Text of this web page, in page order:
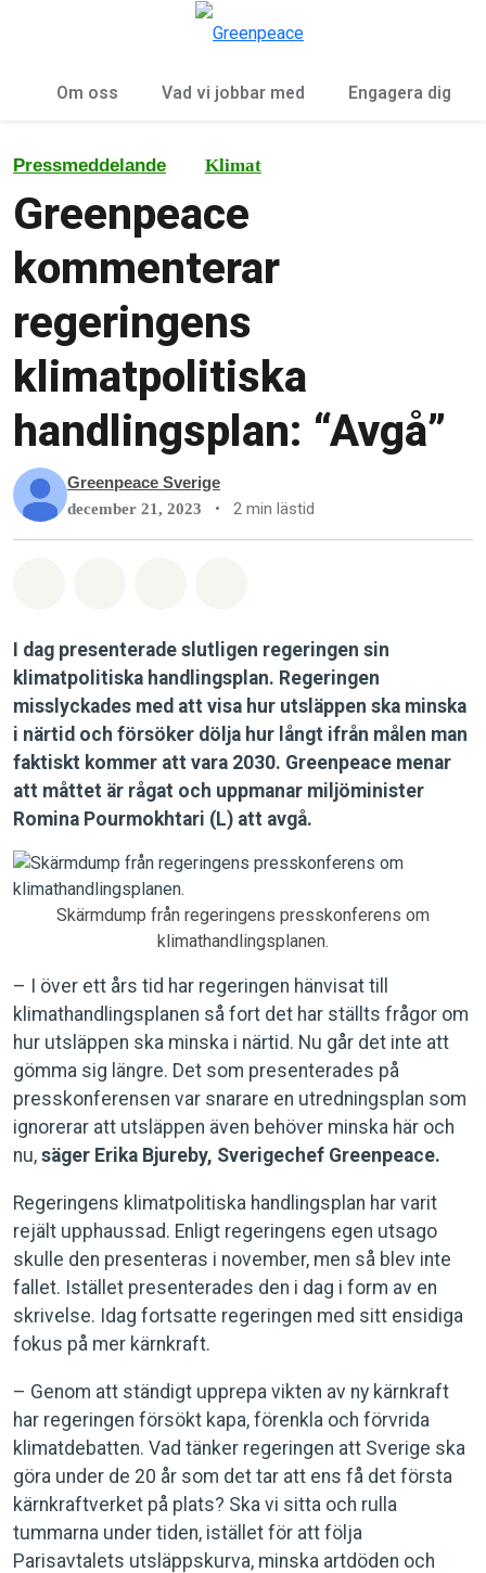
Om oss Vad vi jobbar med Engagera dig
Pressmeddelande Klimat
Greenpeace
kommenterar
regeringens
klimatpolitiska
handlingsplan: “Avgå”
Greenpeace Sverige
december 21, 2023 • 2 min lästid
I dag presenterade slutligen regeringen sin
klimatpolitiska handlingsplan. Regeringen
misslyckades med att visa hur utsläppen ska minska
i närtid och försöker dölja hur långt ifrån målen man
faktiskt kommer att vara 2030. Greenpeace menar
att måttet är rågat och uppmanar miljöminister
Romina Pourmokhtari (L) att avgå.
Skärmdump från regeringens presskonferens om
klimathandlingsplanen.
– I över ett års tid har regeringen hänvisat till
klimathandlingsplanen så fort det har ställts frågor om
hur utsläppen ska minska i närtid. Nu går det inte att
gömma sig längre. Det som presenterades på
presskonferensen var snarare en utredningsplan som
ignorerar att utsläppen även behöver minska här och
nu, säger Erika Bjureby, Sverigechef Greenpeace.
Regeringens klimatpolitiska handlingsplan har varit
rejält upphaussad. Enligt regeringens egen utsago
skulle den presenteras i november, men så blev inte
fallet. Istället presenterades den i dag i form av en
skrivelse. Idag fortsatte regeringen med sitt ensidiga
fokus på mer kärnkraft.
– Genom att ständigt upprepa vikten av ny kärnkraft
har regeringen försökt kapa, förenkla och förvrida
klimatdebatten. Vad tänker regeringen att Sverige ska
göra under de 20 år som det tar att ens få det första
kärnkraftverket på plats? Ska vi sitta och rulla
tummarna under tiden, istället för att följa
Parisavtalets utsläppskurva, minska artdöden och